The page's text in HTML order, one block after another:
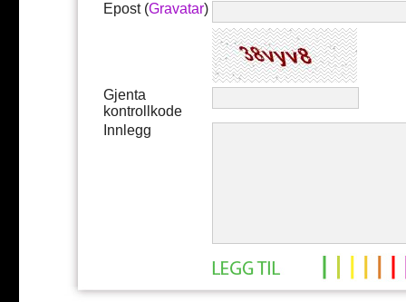
Epost (Gravatar)
Gjenta
kontrollkode
Innlegg